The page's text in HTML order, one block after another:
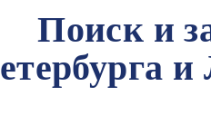
Поиск и
и